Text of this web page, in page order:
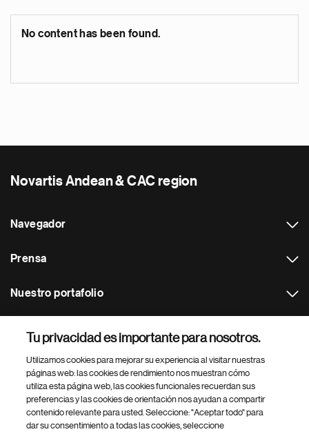
No content has been found.
Novartis Andean & CAC region
Navegador
Prensa
Nuestro portafolio
Footer Site Search
Tu privacidad es importante para nosotros.
Utilizamos cookies para mejorar su experiencia al visitar nuestras
páginas web: las cookies de rendimiento nos muestran cómo
utiliza esta página web, las cookies funcionales recuerdan sus
preferencias y las cookies de orientación nos ayudan a compartir
contenido relevante para usted. Seleccione: "Aceptar todo" para
dar su consentimiento a todas las cookies, seleccione